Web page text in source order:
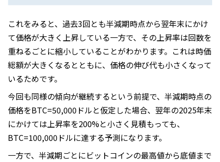
これをみると、過去3回とも半減期時点から翌年末にかけ
て価格が大きく上昇している一方で、その上昇率は回数を
重ねるごとに縮小していることがわかります。これは時価
総額が大きくなるとともに、価格の伸び代も小さくなって
いるためです。
今回も同様の傾向が継続するという前提で、半減期時点の
価格をBTC=50,000ドルと仮定した場合、翌年の2025年末
にかけては上昇率を200%と小さく見積もっても、
BTC=100,000ドルに達する予測になります。
一方で、半減期ごとにビットコインの最高値から底値まで